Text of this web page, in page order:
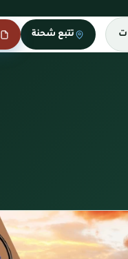
تتبع شحنة